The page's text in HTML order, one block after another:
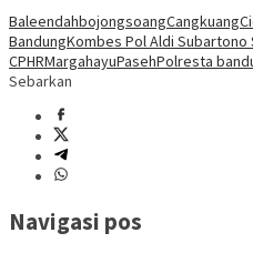
BaleendahbojongsoangCangkuang
BandungKombes Pol Aldi Subartono
CPHRMargahayuPasehPolresta
Sebarkan
Navigasi pos